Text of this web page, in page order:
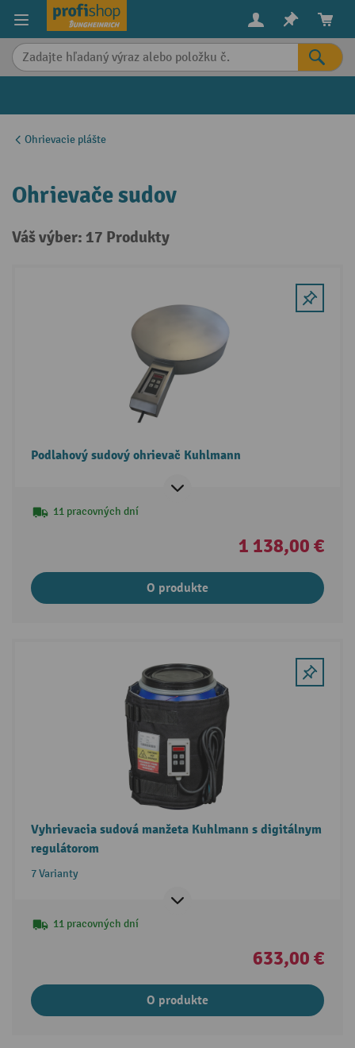
content
Ohrievacie plášte
Ohrievače sudov
Váš výber: 17 Produkty
Podlahový sudový ohrievač Kuhlmann
11 pracovných dní
1 138,00 €
O produkte
Vyhrievacia sudová manžeta Kuhlmann s digitálnym
regulátorom
7 Varianty
11 pracovných dní
633,00 €
O produkte